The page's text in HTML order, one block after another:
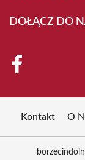
DOŁĄCZ DO
Kontakt O